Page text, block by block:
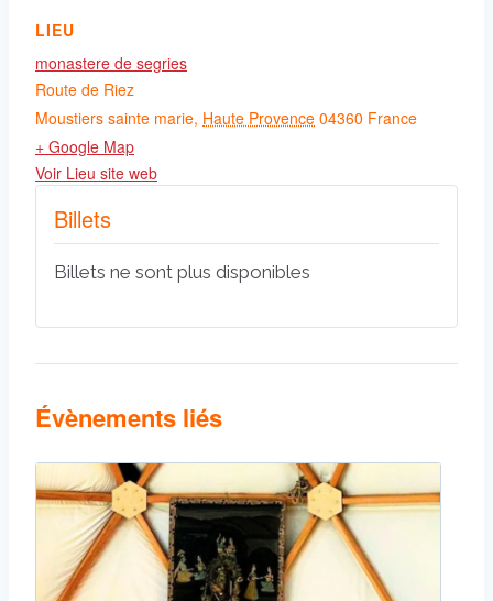
LIEU
monastere de segries
Route de Riez
Moustiers sainte marie, Haute Provence 04360 France
+ Google Map
Voir Lieu site web
Billets
Billets ne sont plus disponibles
Évènements liés